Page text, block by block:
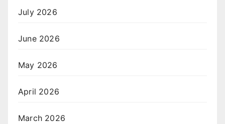
July 2026
June 2026
May 2026
April 2026
March 2026